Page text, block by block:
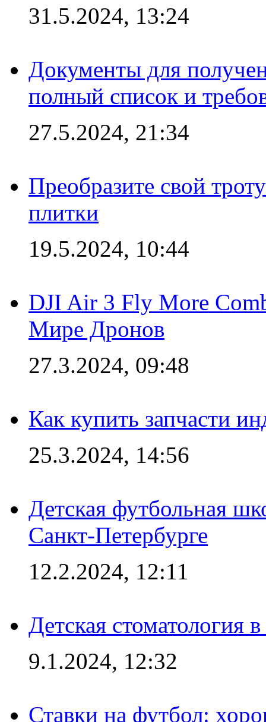
31.5.2024, 13:24
Документы для
полный список и
27.5.2024, 21:34
Преобразите свой
плитки
19.5.2024, 10:44
DJI Air 3 Fly More
Мире Дронов
27.3.2024, 09:48
Как купить запчасти
25.3.2024, 14:56
Детская футбольная
Санкт-Петербурге
12.2.2024, 12:11
Детская стоматология
9.1.2024, 12:32
Ставки на футбол: